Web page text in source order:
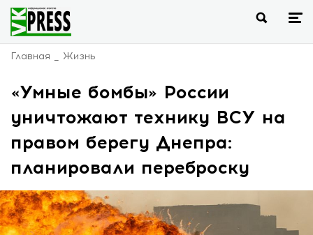
Главная Жизнь
«Умные бомбы» России
уничтожают технику ВСУ на
правом берегу Днепра:
планировали переброску